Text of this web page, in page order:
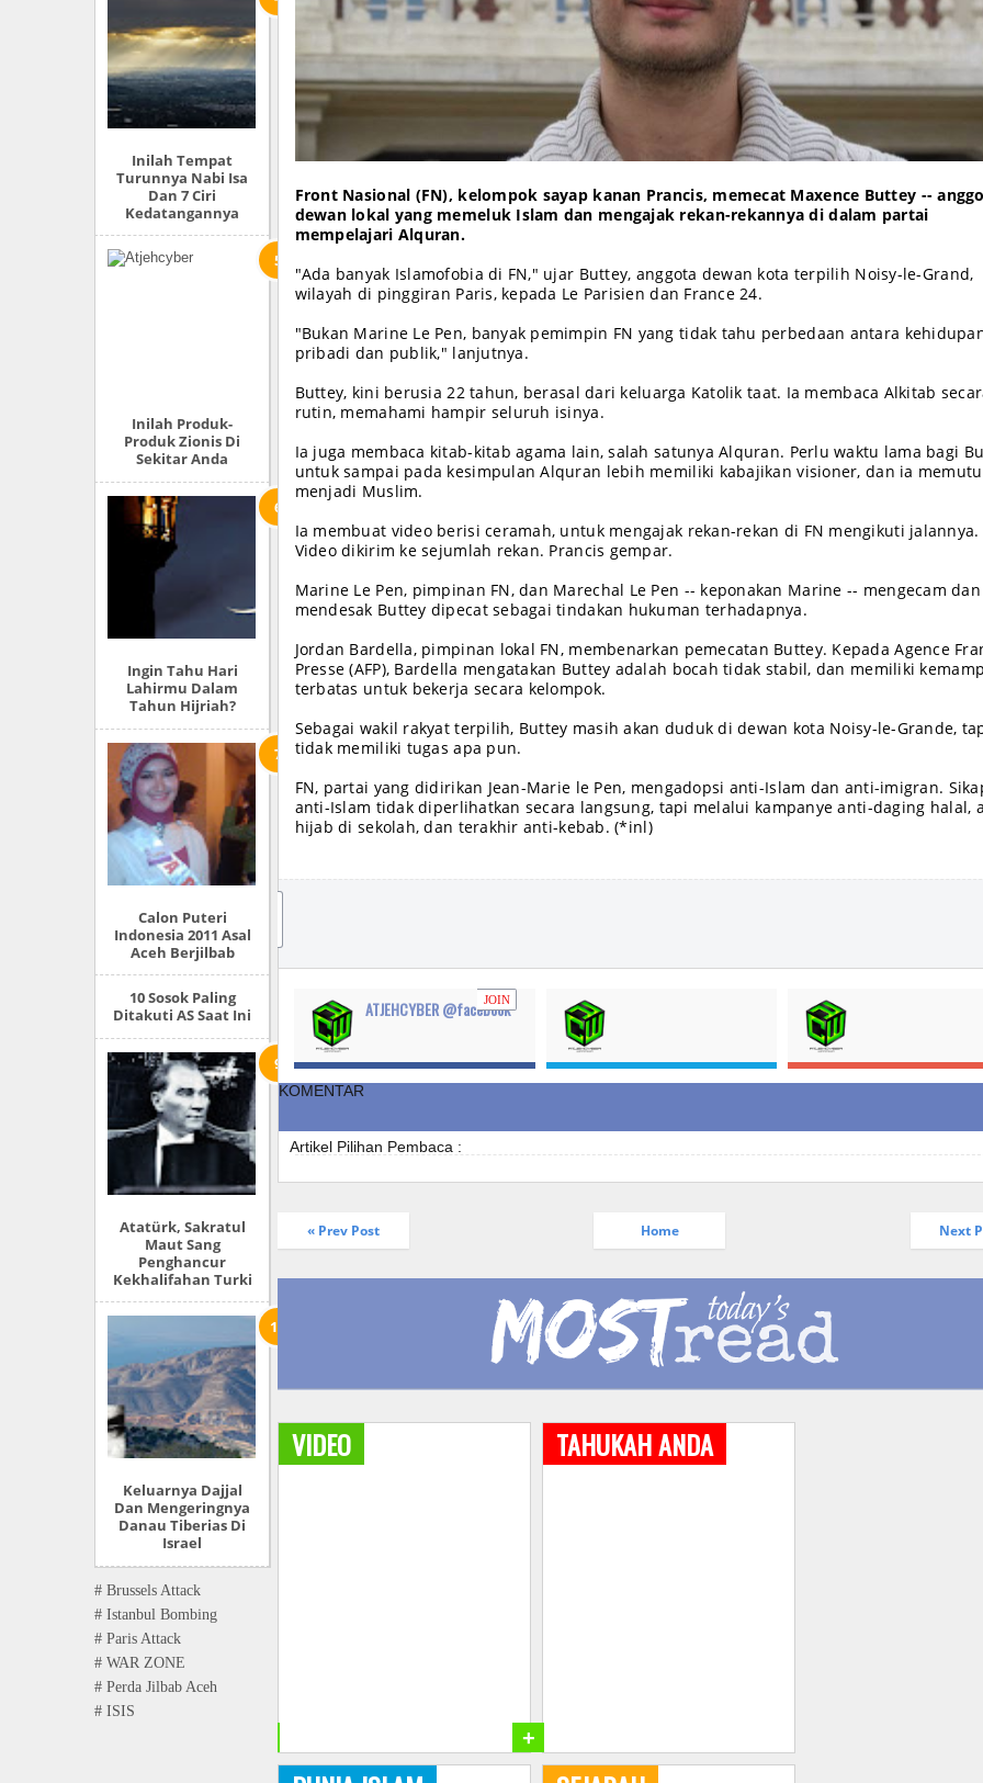
Inilah Tempat
Turunnya Nabi Isa
Dan 7 Ciri
Kedatangannya
Inilah Produk-
Produk Zionis Di
Sekitar Anda
Ingin Tahu Hari
Lahirmu Dalam
Tahun Hijriah?
Calon Puteri
Indonesia 2011 Asal
Aceh Berjilbab
10 Sosok Paling
Ditakuti AS Saat Ini
Atatürk, Sakratul
Maut Sang
Penghancur
Kekhalifahan Turki
Keluarnya Dajjal
Dan Mengeringnya
Danau Tiberias Di
Israel
# Brussels Attack
# Istanbul Bombing
# Paris Attack
# WAR ZONE
# Perda Jilbab Aceh
# ISIS
Front Nasional (FN), kelompok sayap kanan Prancis, memecat Maxence Buttey --
dewan lokal yang memeluk Islam dan mengajak rekan-rekannya di dalam partai
mempelajari Alquran.
"Ada banyak Islamofobia di FN," ujar Buttey, anggota dewan kota terpilih Noisy-le-Grand,
wilayah di pinggiran Paris, kepada Le Parisien dan France 24.
"Bukan Marine Le Pen, banyak pemimpin FN yang tidak tahu perbedaan antara
pribadi dan publik," lanjutnya.
Buttey, kini berusia 22 tahun, berasal dari keluarga Katolik taat. Ia membaca Alkitab
rutin, memahami hampir seluruh isinya.
Ia juga membaca kitab-kitab agama lain, salah satunya Alquran. Perlu waktu lama bagi
untuk sampai pada kesimpulan Alquran lebih memiliki kabajikan visioner, dan ia
menjadi Muslim.
Ia membuat video berisi ceramah, untuk mengajak rekan-rekan di FN mengikuti jalannya.
Video dikirim ke sejumlah rekan. Prancis gempar.
Marine Le Pen, pimpinan FN, dan Marechal Le Pen -- keponakan Marine -- mengecam dan
mendesak Buttey dipecat sebagai tindakan hukuman terhadapnya.
Jordan Bardella, pimpinan lokal FN, membenarkan pemecatan Buttey. Kepada Agence
Presse (AFP), Bardella mengatakan Buttey adalah bocah tidak stabil, dan memiliki
terbatas untuk bekerja secara kelompok.
Sebagai wakil rakyat terpilih, Buttey masih akan duduk di dewan kota Noisy-le-Grande,
tidak memiliki tugas apa pun.
FN, partai yang didirikan Jean-Marie le Pen, mengadopsi anti-Islam dan anti-imigran.
anti-Islam tidak diperlihatkan secara langsung, tapi melalui kampanye anti-daging halal,
hijab di sekolah, dan terakhir anti-kebab. (*inl)
ATJEHCYBER @facebook
JOIN
KOMENTAR
Artikel Pilihan Pembaca :
« Prev Post Next
Home
VIDEO TAHUKAH ANDA
+